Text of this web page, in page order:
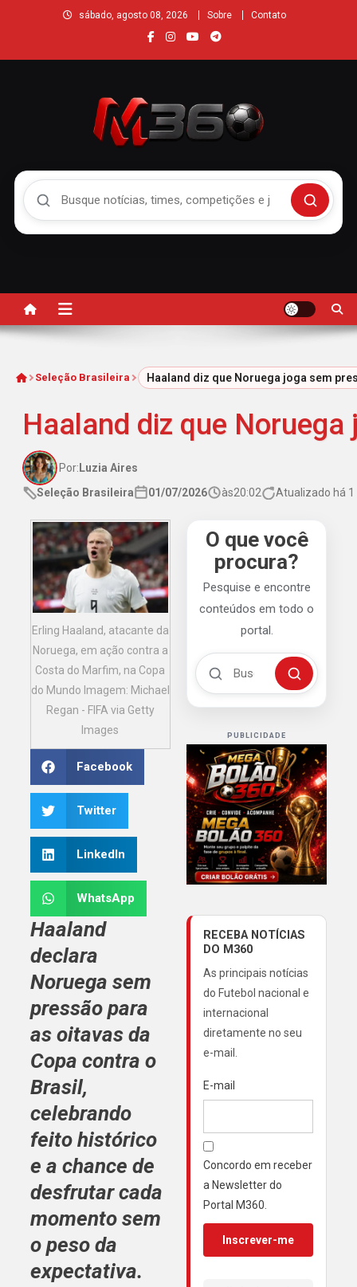
sábado, agosto 08, 2026 Sobre Contato
Buscar
InícioSeleção Brasileira Haaland diz que Noruega joga sem
Haaland diz que
Por: Luzia Aires
Seleção Brasileira
01/07/2026 às20:02 Atualizado há 1
Erling Haaland, atacante da
Noruega, em ação contra a
Costa do Marfim, na Copa
do Mundo Imagem: Michael
Regan - FIFA via Getty
Images
Facebook
Twitter
LinkedIn
WhatsApp
Haaland
declara
Noruega sem
pressão para
as oitavas da
Copa contra o
Brasil,
celebrando
feito histórico
e a chance de
desfrutar cada
momento sem
o peso da
expectativa.
O que você
procura?
Pesquise e encontre
conteúdos em todo o
portal.
Buscar no Mengão 360
Buscar
PUBLICIDADE
RECEBA NOTÍCIAS
DO M360
As principais notícias
do Futebol nacional e
internacional
diretamente no seu
e-mail.
E-mail
Concordo em receber
a Newsletter do
Portal M360.
Inscrever-me